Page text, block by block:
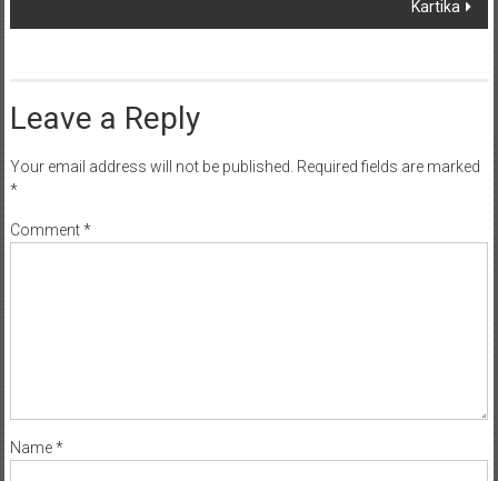
Kartika
Leave a Reply
Your email address will not be published. Required fields are marked
*
Comment*
Name*